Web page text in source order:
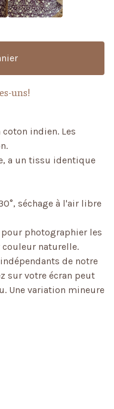
uns!
indien. Les
a un tissu identique
séchage à l'air libre
photographier les
naturelle.
de notre
sur votre écran peut
Une variation mineure